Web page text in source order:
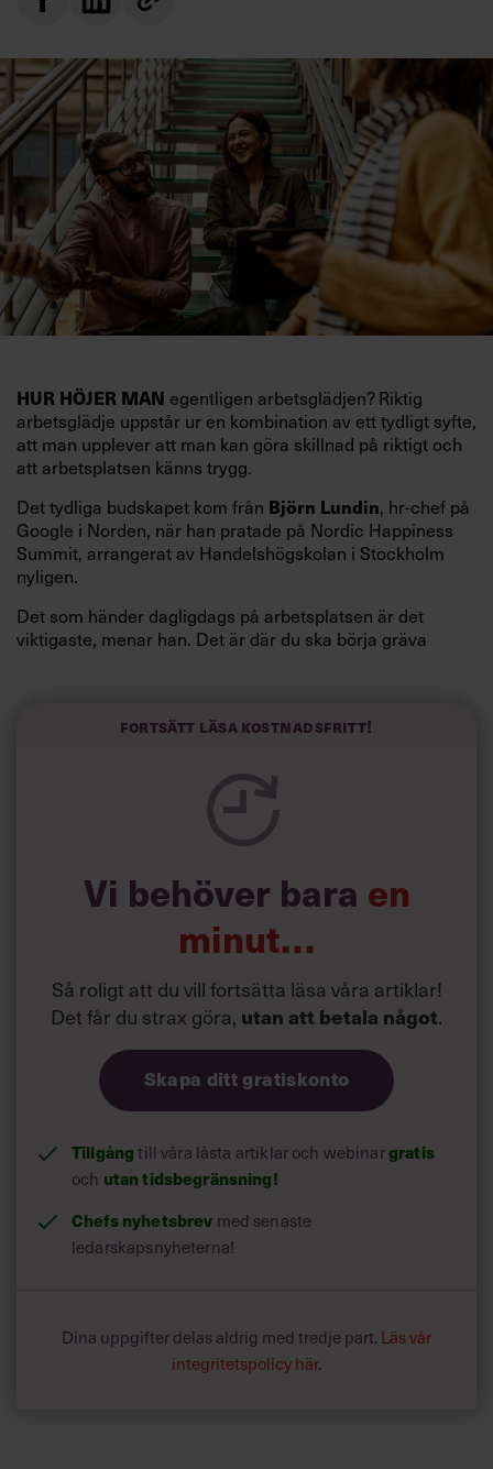
HUR HÖJER MAN egentligen arbetsglädjen? Riktig
arbetsglädje uppstår ur en kombination av ett tydligt syfte,
att man upplever att man kan göra skillnad på riktigt och
att arbetsplatsen känns trygg.
Det tydliga budskapet kom från Björn Lundin, hr-chef på
Google i Norden, när han pratade på Nordic Happiness
Summit, arrangerat av Handelshögskolan i Stockholm
nyligen.
Det som händer dagligdags på arbetsplatsen är det
viktigaste, menar han. Det är där du ska börja gräva
och höjt arbetsglädjen på Google:
Fortsätt läsa kostnadsfritt!
Vi behöver bara en
minut…
Så roligt att du vill fortsätta läsa våra artiklar!
Det får du strax göra, utan att betala något.
Skapa ditt gratiskonto
Tillgång till våra låsta artiklar och webinargratis
och utan tidsbegränsning!
Chefs nyhetsbrev med senaste
ledarskapsnyheterna!
Dina uppgifter delas aldrig med tredje part. Läs vår
integritetspolicy här.